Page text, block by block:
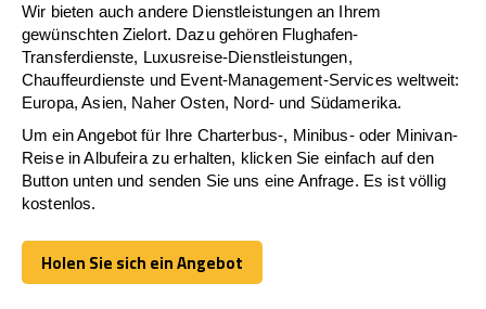
Wir bieten auch andere Dienstleistungen an Ihrem
gewünschten Zielort. Dazu gehören Flughafen-
Transferdienste, Luxusreise-Dienstleistungen,
Chauffeurdienste und Event-Management-Services weltweit:
Europa, Asien, Naher Osten, Nord- und Südamerika.
Um ein Angebot für Ihre Charterbus-, Minibus- oder Minivan-
Reise in Albufeira zu erhalten, klicken Sie einfach auf den
Button unten und senden Sie uns eine Anfrage. Es ist völlig
kostenlos.
Holen Sie sich ein Angebot
Holen Sie sich ein Angebot